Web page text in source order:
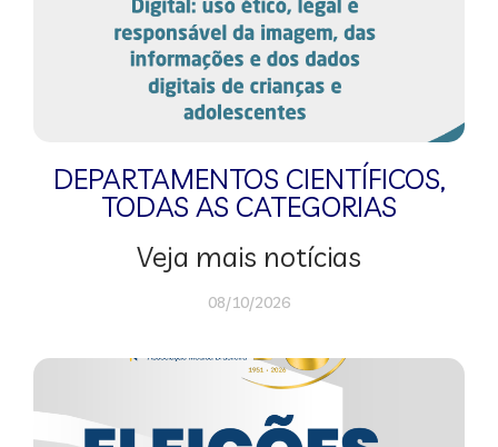
DEPARTAMENTOS CIENTÍFICOS,
TODAS AS CATEGORIAS
Veja mais notícias
08/10/2026